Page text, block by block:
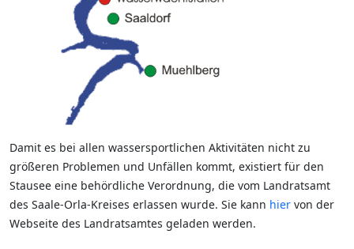
Damit es bei allen wassersportlichen Aktivitäten nicht zu
größeren Problemen und Unfällen kommt, existiert für den
Stausee eine behördliche Verordnung, die vom Landratsamt
des Saale-Orla-Kreises erlassen wurde. Sie kann hier von der
Webseite des Landratsamtes geladen werden.